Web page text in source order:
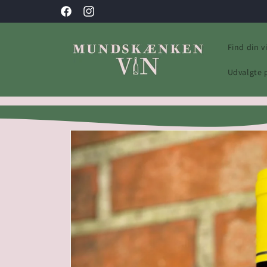
FacebookInstagram
Find din
Udvalgte
produktoplysninger